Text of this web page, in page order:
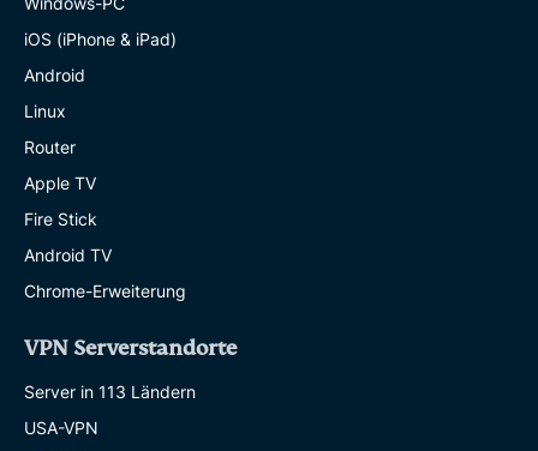
iOS (iPhone & iPad)
Android
Linux
Router
Apple TV
Fire Stick
Android TV
Chrome-Erweiterung
VPN Serverstandorte
Server in 113 Ländern
USA-VPN